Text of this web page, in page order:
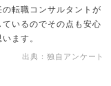
の転職コンサルタントが
ているのでその点も安心
ます。
出典：独自アンケート